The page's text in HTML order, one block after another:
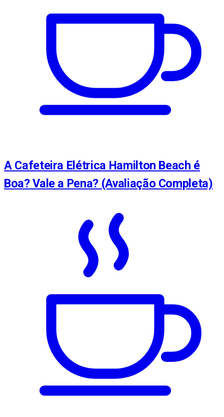
A Cafeteira Elétrica Hamilton Beach é
Boa? Vale a Pena? (Avaliação Completa)